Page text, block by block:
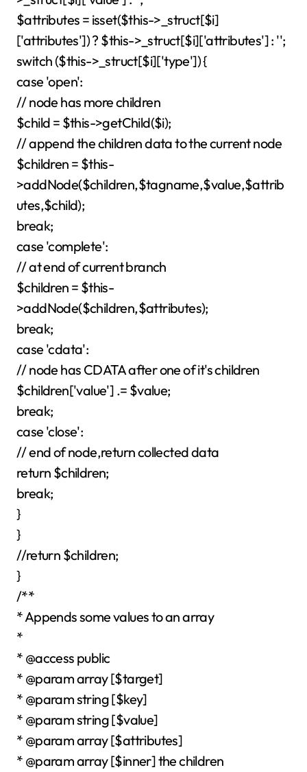
$attributes = isset($this->_struct[$i]
['attributes']) ? $this->_struct[$i]['attributes'] : '';
switch ($this->_struct[$i]['type']) {
case 'open':
// node has more children
$child = $this->getChild($i);
// append the children data to the current node
$children = $this-
>addNode($children,$tagname,$value,$attrib
utes,$child);
break;
case 'complete':
// at end of current branch
$children = $this-
>addNode($children,$attributes);
break;
case 'cdata':
// node has CDATA after one of it's children
$children['value'] .= $value;
break;
case 'close':
// end of node,return collected data
return $children;
break;
}
}
//return $children;
}
/**
* Appends some values to an array
*
* @access public
* @param array [$target]
* @param string [$key]
* @param string [$value]
* @param array [$attributes]
* @param array [$inner] the children